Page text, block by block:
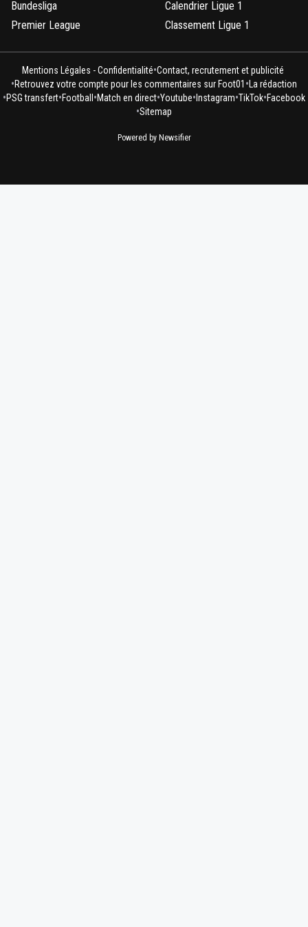
Bundesliga
Premier League
Calendrier Ligue 1
Classement Ligue 1
Mentions Légales - Confidentialité•Contact, recrutement et publicité
•Retrouvez votre compte pour les commentaires sur Foot01 •La rédaction
•PSG transfert•Football •Match en direct•Youtube• Instagram•TikTok•Facebook
•Sitemap
Powered by Newsifier